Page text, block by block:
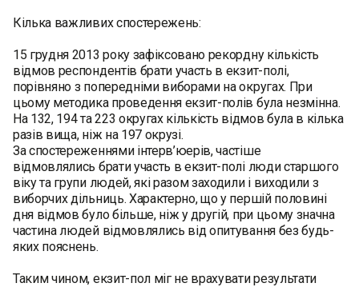
Кілька важливих спостережень:
15 грудня 2013 року зафіксовано рекордну кількість
відмов респондентів брати участь в екзит-полі,
порівняно з попередніми виборами на округах. При
цьому методика проведення екзит-полів була незмінна.
На 132, 194 та 223 округах кількість відмов була в кілька
разів вища, ніж на 197 окрузі.
За спостереженнями інтерв’юерів, частіше
відмовлялись брати участь в екзит-полі люди старшого
віку та групи людей, які разом заходили і виходили з
виборчих дільниць. Характерно, що у першій половині
дня відмов було більше, ніж у другій, при цьому значна
частина людей відмовлялись від опитування без будь-
яких пояснень.
Таким чином, екзит-пол міг не врахувати результати